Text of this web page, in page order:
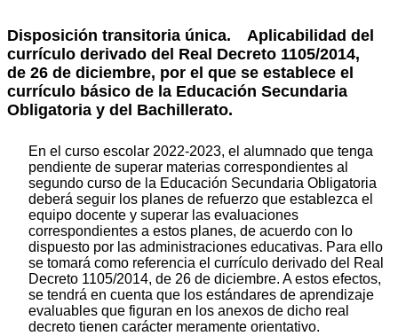
Disposición transitoria única. Aplicabilidad del
currículo derivado del Real Decreto 1105/2014,
de 26 de diciembre, por el que se establece el
currículo básico de la Educación Secundaria
Obligatoria y del Bachillerato.
En el curso escolar 2022-2023, el alumnado que tenga
pendiente de superar materias correspondientes al
segundo curso de la Educación Secundaria Obligatoria
deberá seguir los planes de refuerzo que establezca el
equipo docente y superar las evaluaciones
correspondientes a estos planes, de acuerdo con lo
dispuesto por las administraciones educativas. Para ello
se tomará como referencia el currículo derivado del Real
Decreto 1105/2014, de 26 de diciembre. A estos efectos,
se tendrá en cuenta que los estándares de aprendizaje
evaluables que figuran en los anexos de dicho real
decreto tienen carácter meramente orientativo.